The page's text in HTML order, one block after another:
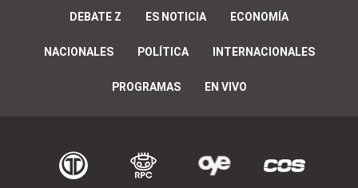
DEBATE Z ES NOTICIA ECONOMÍA
NACIONALES POLÍTICA INTERNACIONALES
PROGRAMAS EN VIVO